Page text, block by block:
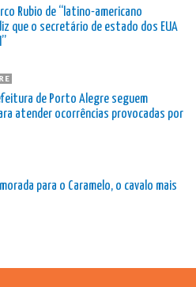
Rubio de “latino-americano
que o secretário de estado dos EUA
de Porto Alegre seguem
atender ocorrências provocadas por
para o Caramelo, o cavalo mais